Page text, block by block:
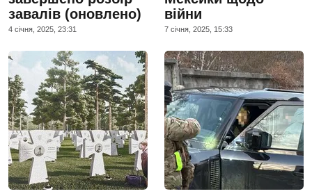
завалів (оновлено)
4 сiчня, 2025, 23:31
війни
7 сiчня, 2025, 15:33